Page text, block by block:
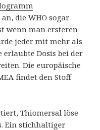
an, die WHO sogar
wenn man ersteren
jeder mit mehr als
erlaubte Dosis bei der
Die europäische
findet den Stoff
Thiomersal löse
Ein stichhaltiger